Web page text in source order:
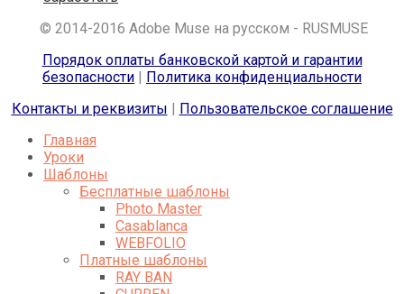
© 2014-2016 Adobe Muse на русском - RUSMUSE
Порядок оплаты банковской картой и гарантии
безопасности | Политика конфиденциальности
Контакты и реквизиты | Пользовательское соглашение
Главная
Уроки
Шаблоны
Бесплатные шаблоны
Photo Master
Casablanca
WEBFOLIO
Платные шаблоны
RAY BAN